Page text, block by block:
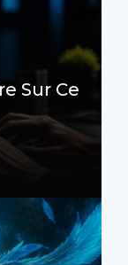
Sur Ce